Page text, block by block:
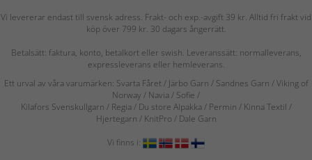
Vi levererar endast till svensk adress. Frakt- och exp.-avgift 39 kr. Alltid fri frakt vid
köp över 799 kr. 30 dagars ångerrätt.
Betalsätt: faktura, konto, betalkort eller swish. Leveranssätt: normalleverans,
expressleverans eller hemleverans.
Ett urval av våra varumärken: Svarta Fåret / Järbo Garn / Sandnes Garn / Viking of
Norway / Navia/ Sofie /
Kilafors Svenskullgarn / Regia / Du store Alpakka / Permin / Kinna Textil /
Hjertegarn / KnitPro / Dale Garn
Vi finns i: